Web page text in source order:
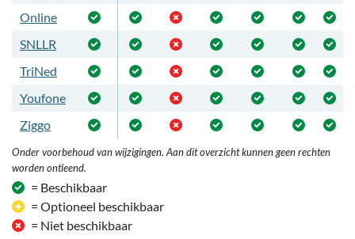
Online
SNLLR
TriNed
Youfone
Ziggo
Onder voorbehoud van wijzigingen. Aan dit overzicht kunnen geen rechten
worden ontleend.
= Beschikbaar
= Optioneel beschikbaar
= Niet beschikbaar